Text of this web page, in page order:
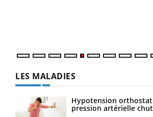
LES MALADIES
Hypotension
pression artérielle